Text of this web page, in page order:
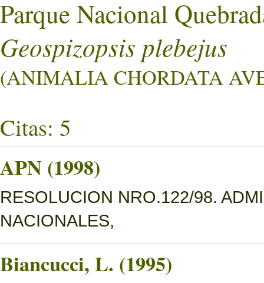
Parque Nacional
Geospizopsis plebejus
(ANIMALIA CHORDATA
Citas: 5
APN (1998)
RESOLUCION NRO.122/98.
NACIONALES,
Biancucci, L. (1995)